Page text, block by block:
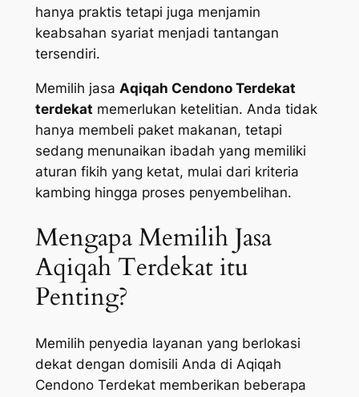
hanya praktis tetapi juga menjamin
keabsahan syariat menjadi tantangan
tersendiri.
Memilih jasa Aqiqah Cendono Terdekat
terdekat memerlukan ketelitian. Anda tidak
hanya membeli paket makanan, tetapi
sedang menunaikan ibadah yang memiliki
aturan fikih yang ketat, mulai dari kriteria
kambing hingga proses penyembelihan.
Mengapa Memilih Jasa
Aqiqah Terdekat itu
Penting?
Memilih penyedia layanan yang berlokasi
dekat dengan domisili Anda di Aqiqah
Cendono Terdekat memberikan beberapa